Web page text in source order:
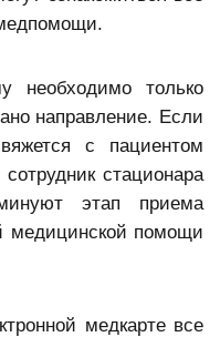
необходимо только
направление. Если
с пациентом
стационара
этап приема
медицинской помощи
медкарте все